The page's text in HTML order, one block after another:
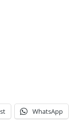
WhatsApp